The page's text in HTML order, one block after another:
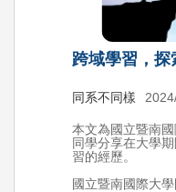
跨域學習，探
同系不同樣
本文為國立暨南
同學分享在大學
習的經歷。
國立暨南國際大